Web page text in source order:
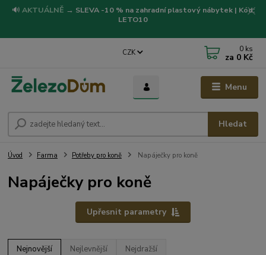
🔊 AKTUÁLNĚ → SLEVA -10 % na zahradní plastový nábytek | Kód:
LETO10
Menu
CZK
Hledat
0 ks
za 0 Kč
Úvod Farma Potřeby pro koně Napáječky pro koně
Napáječky pro koně
Upřesnit parametry
Nejnovější Nejlevnější Nejdražší